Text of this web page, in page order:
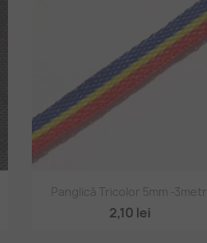
 Vizualizare rapidă
Panglică Tricolor 5mm -3metri
2,10 lei